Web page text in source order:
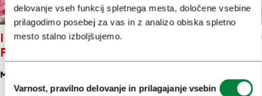
delovanje vseh funkcij spletnega mesta, določene vsebine
prilagodimo posebej za vas in z analizo obiska spletno
mesto stalno izboljšujemo.
Izbira
soglasja
Varnost, pravilno delovanje in prilagajanje vsebin
IBIS STYLES LJUBLJANA THE
FUZZY LOG
MIKLOŠIČEVA CESTA 9